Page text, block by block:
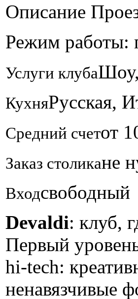
Описание
Режим работы:
Услуги клуба
КухняРусская,
Средний счетот
Заказ столикане
Входсвободный
Devaldi: клуб,
Первый
hi-tech:
ненавязчивые